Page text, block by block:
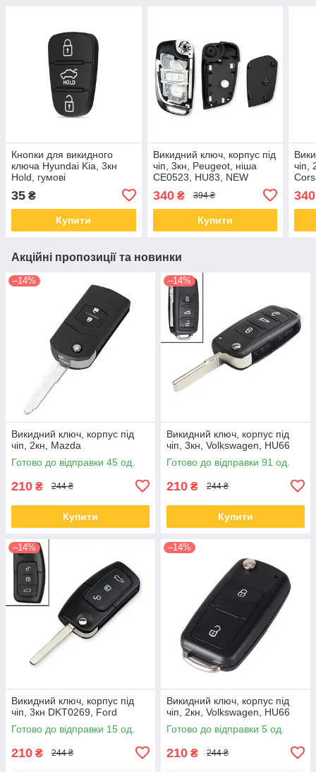
Кнопки для викидного
ключа Hyundai Kia, 3кн
Hold, гумові
35 ₴
Купити
Викидний ключ, корпус під
чіп, 3кн, Peugeot, ніша
CE0523, HU83, NEW
340₴ 394 ₴
Купити
чіп,
340
Акційні пропозиції та новинки
–14%
Викидний ключ, корпус під
чіп, 2кн, Mazda
Готово до відправки 45 од.
210 ₴ 244 ₴
Купити
–14%
Викидний ключ, корпус під
чіп, 3кн, Volkswagen, HU66
Готово до відправки 91 од.
210 ₴ 244 ₴
Купити
–14%
Викидний ключ, корпус під
чіп, 3кн DKT0269, Ford
Готово до відправки 15 од.
210 ₴ 244 ₴
–14%
Викидний ключ, корпус під
чіп, 2кн, Volkswagen, HU66
Готово до відправки 5 од.
210 ₴ 244 ₴